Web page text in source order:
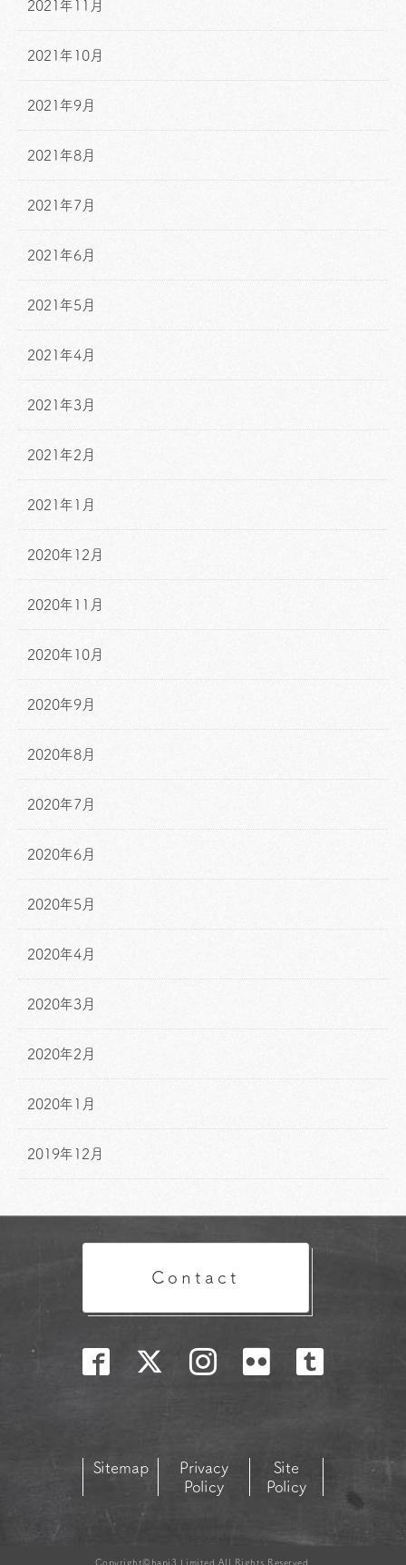
2021年11月
2021年10月
2021年9月
2021年8月
2021年7月
2021年6月
2021年5月
2021年4月
2021年3月
2021年2月
2021年1月
2020年12月
2020年11月
2020年10月
2020年9月
2020年8月
2020年7月
2020年6月
2020年5月
2020年4月
2020年3月
2020年2月
2020年1月
2019年12月
Contact
Sitemap
Privacy
Policy
Site
Policy
Copyright©hapi3.Limited All Rights Reserved.